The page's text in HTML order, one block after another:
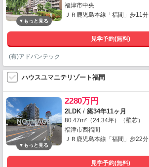
福津市中央
ＪＲ鹿児島本線「福間」歩11分
見学予約(無料)
(有)アドバンテック
ハウスユマニテリゾート福間
2280万円
2LDK / 築34年11ヶ月
80.47m²（24.34坪）（壁芯）
福津市西福間
ＪＲ鹿児島本線「福間」歩22分
見学予約(無料)